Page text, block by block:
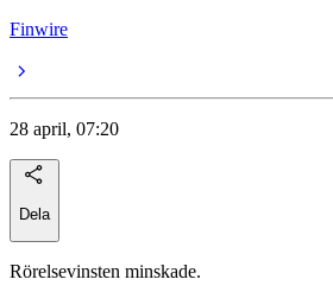
Finwire
28 april, 07:20
Dela
Rörelsevinsten minskade.